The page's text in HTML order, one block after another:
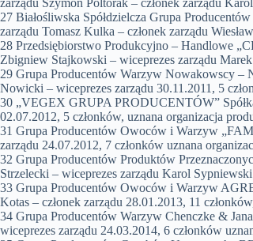
27 Białośliwska Spółdzielcza Grupa
zarządu Tomasz Kulka – członek zarządu
28 Przedsiębiorstwo Produkcyjno – Handlowe
Zbigniew Stajkowski – wiceprezes zarządu
29 Grupa Producentów Warzyw Nowakowscy –
Nowicki – wiceprezes zarządu 30.11.2011, 5
30 „VEGEX GRUPA PRODUCENTÓW”
02.07.2012, 5 członków, uznana organizacja
31 Grupa Producentów Owoców i Warzyw
zarządu 24.07.2012, 7 członków uznana
32 Grupa Producentów Produktów
Strzelecki – wiceprezes zarządu Karol
33 Grupa Producentów Owoców i Warzyw
Kotas – członek zarządu 28.01.2013, 11
34 Grupa Producentów Warzyw Chenczke &
wiceprezes zarządu 24.03.2014, 6 członków